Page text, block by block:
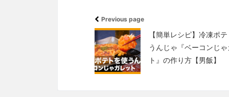
Previous page
【簡単レシピ】冷凍ポ
うんじゃ『ベーコンじ
ト』の作り方【男飯】